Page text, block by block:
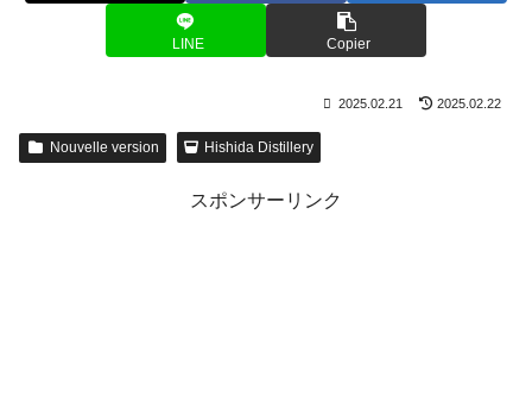
LINE Copier
2025.02.21 2025.02.22
Nouvelle version Hishida Distillery
スポンサーリンク